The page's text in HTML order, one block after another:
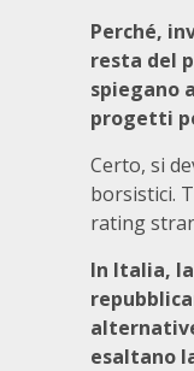
Perché,
resta del
spiegano
progetti
Certo, si
borsistici.
rating
In Italia,
esaltano